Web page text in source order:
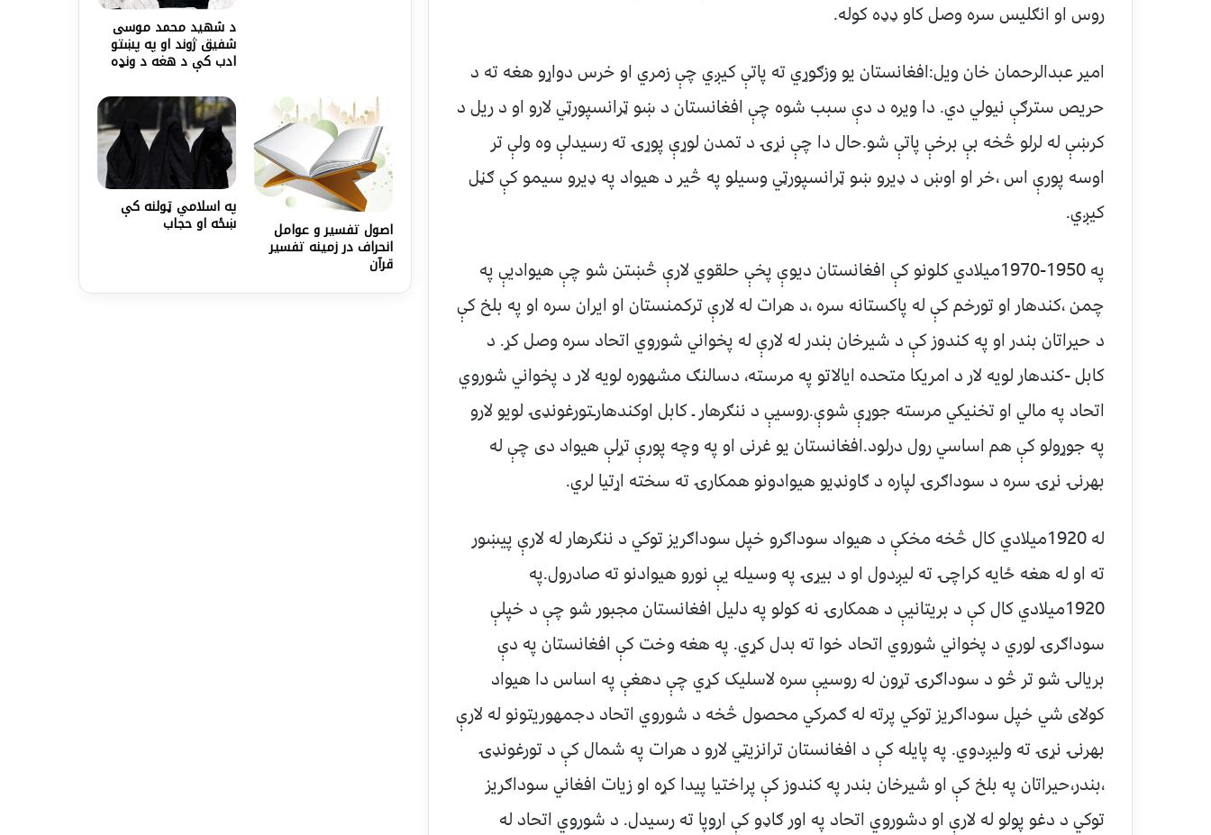
روس او انګليس سره وصل کاو ډډه کوله.
امير عبدالرحمان خان ويل:افغانستان يو وزګوړي ته پاتې کيږي چې زمري او خرس دواړو هغه ته د
حريص سترګې نيولي دي. دا ويره د دې سبب شوه چې افغانستان د ښو ټرانسپورټي لارو او د ريل د
کرښې له لرلو څخه بې برخې پاتې شو.حال دا چې نړۍ د تمدن لوړې پوړۍ ته رسيدلې وه ولې تر
اوسه پورې اس ،خر او اوښ د ډيرو ښو ټرانسپورټي وسيلو په څير د هيواد په ډيرو سيمو کې ګڼل
کيږي.
په 1950-1970ميلادي کلونو کې افغانستان ديوې پخې حلقوي لارې څښتن شو چې هيواديې په
چمن ،کندهار او تورخم کې له پاکستانه سره ،د هرات له لارې ترکمنستان او ايران سره او په بلخ کې
د حيراتان بندر او په کندوز کې د شيرخان بندر له لارې له پخواني شوروي اتحاد سره وصل کړ. د
کابل -کندهار لويه لار د امريکا متحده ايالاتو په مرسته، دسالنګ مشهوره لويه لار د پخواني شوروي
اتحاد په مالي او تخنيکي مرسته جوړې شوې.روسيې د ننګرهار ـ کابل اوکندهارـتورغونډۍ لويو لارو
په جوړولو کې هم اساسي رول درلود.افغانستان يو غرنى او په وچه پورې تړلې هيواد دى چې له
بهرنۍ نړۍ سره د سوداګرۍ لپاره د ګاونډيو هيوادونو همکارۍ ته سخته اړتيا لري.
له 1920ميلادي کال څخه مخکې د هيواد سوداګرو خپل سوداګريز توکي د ننګرهار له لارې پيښور
ته او له هغه ځايه کراچۍ ته ليږدول او د بيړۍ په وسيله يې نورو هيوادنو ته صادرول.په
1920ميلادي کال کې د بريتانيې د همکارۍ نه کولو په دليل افغانستان مجبور شو چې د خپلې
سوداګرۍ لوري د پخواني شوروي اتحاد خوا ته بدل کړي. په هغه وخت کې افغانستان په دې
بريالۍ شو تر څو د سوداګرۍ تړون له روسيې سره لاسليک کړي چې دهغې په اساس دا هيواد
کولای شي خپل سوداګريز توکي پرته له ګمرکي محصول څخه د شوروي اتحاد دجمهوريتونو له لارې
بهرنۍ نړۍ ته وليږدوي. په پايله کې د افغانستان ترانزيټي لارو د هرات په شمال کې د تورغونډۍ
،بندر،حيراتان په بلخ کې او شيرخان بندر په کندوز کې پراختيا پيدا کړه او زيات افغاني سوداګريز
توکي د دغو پولو له لارې او دشوروي اتحاد په اور ګاډو کې اروپا ته رسيدل. د شوروي اتحاد له
د شهید محمد موسی
شفیق ژوند او په پښتو
ادب کې د هغه د ونډه
اصول تفسير و عوامل
انحراف در زمينه تفسير
قرآن
په اسلامي ټولنه کې
ښځه او حجاب